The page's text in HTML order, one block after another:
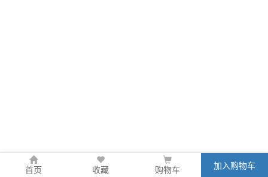
首页 收藏 购物车 加入购物车